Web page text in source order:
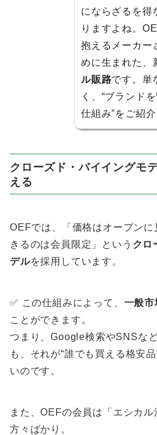
にならざるを得
りますよね。
抱えるメーカー
めに生まれた、
ル販路です。単
く、“ブランド
仕組み”をご紹介
クローズド・バイイングモ
える
OEFでは、「価格はオープン
きるのは会員限定」という クロ
デルを採用しています。
✅ この仕組みによって、 一般市
ことができます。
つまり、Google検索やSNSな
も、それが“誰でも買える格安
いのです。
また、OEFの会員は「エシカ
方々ばかり。